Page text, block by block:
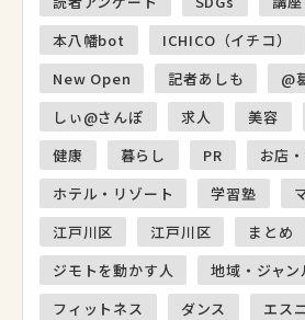
本八幡bot
ICHICO（イチコ）
New Open
記者あしも
@
しぃ@さんぽ
求人 美容
健康
暮らし PR
お店
ホテル・リゾート
学習塾
江戸川区
江戸川区
まとめ
ジモトを動かす人
地域・ジャン
フィットネス
ダンス
エス